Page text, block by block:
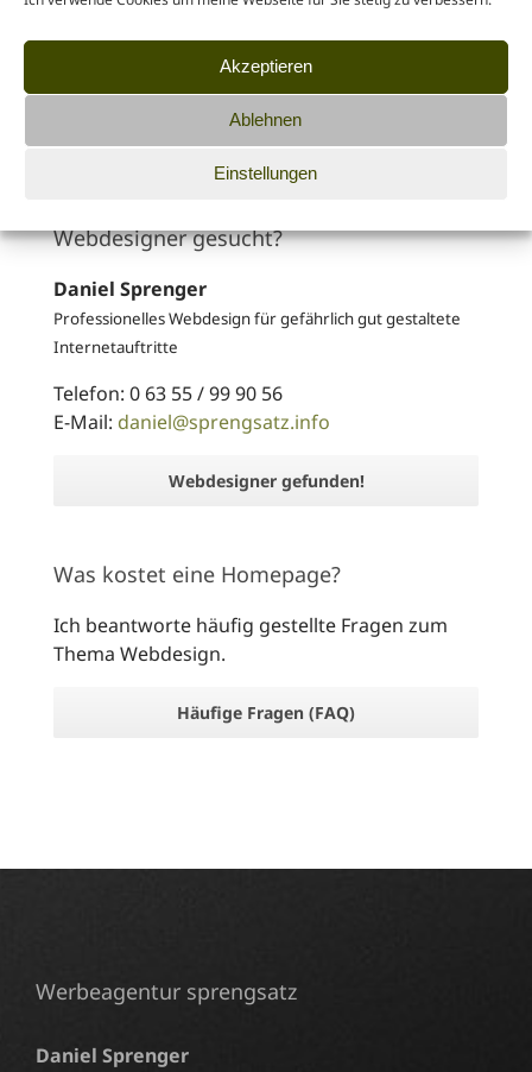
Akzeptieren
Ablehnen
Einstellungen
Website-Redesign
Internetauftritt für Existenzgründer
Weblösungen für Online-Shops
Webdesigner gesucht?
Daniel Sprenger
Professionelles Webdesign für gefährlich gut gestaltete
Internetauftritte
Telefon: 0 63 55 / 99 90 56
E-Mail: daniel@sprengsatz.info
Webdesigner gefunden!
Was kostet eine Homepage?
Ich beantworte häufig gestellte Fragen zum
Thema Webdesign.
Häufige Fragen (FAQ)
Werbeagentur sprengsatz
Daniel Sprenger